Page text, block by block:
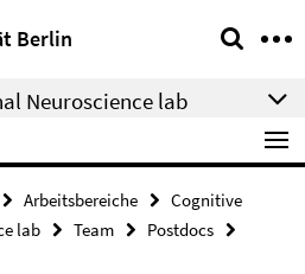
Berlin
Neuroscience lab
Arbeitsbereiche
Cognitive
lab
Team
Postdocs